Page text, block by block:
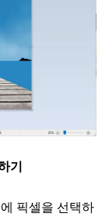
기
픽셀을 선택하